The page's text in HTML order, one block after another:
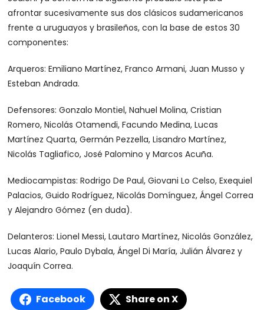
afrontar sucesivamente sus dos clásicos sudamericanos
frente a uruguayos y brasileños, con la base de estos 30
componentes:
Arqueros: Emiliano Martínez, Franco Armani, Juan Musso y
Esteban Andrada.
Defensores: Gonzalo Montiel, Nahuel Molina, Cristian
Romero, Nicolás Otamendi, Facundo Medina, Lucas
Martínez Quarta, Germán Pezzella, Lisandro Martínez,
Nicolás Tagliafico, José Palomino y Marcos Acuña.
Mediocampistas: Rodrigo De Paul, Giovani Lo Celso, Exequiel
Palacios, Guido Rodríguez, Nicolás Domínguez, Ángel Correa
y Alejandro Gómez (en duda).
Delanteros: Lionel Messi, Lautaro Martínez, Nicolás González,
Lucas Alario, Paulo Dybala, Ángel Di María, Julián Álvarez y
Joaquín Correa.
Facebook Share on X